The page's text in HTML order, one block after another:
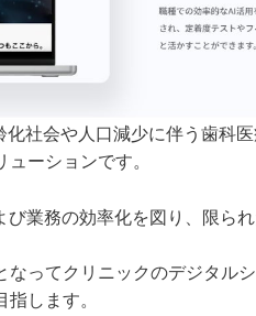
社会や人口減少に伴う歯科
ーションです。
業務の効率化を図り、限ら
なってクリニックのデジタル
します。